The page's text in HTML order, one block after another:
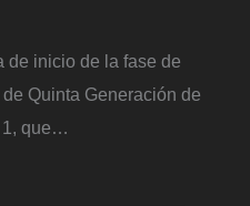
de inicio de la fase de
Quinta Generación de
1, que…